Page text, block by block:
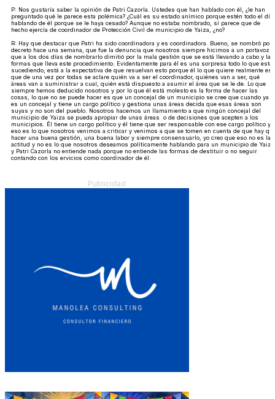
P: Nos gustaría saber la opinión de Patri Cazorla. Ustedes que han hablado con él, ¿le han
preguntado qué le parece esta polémica? ¿Cuál es su estado anímico porque estén todo el día
hablando de él porque se le haya cesado? Aunque no estaba nombrado, sí parece que de
hecho ejercía de coordinador de Protección Civil de municipio de Yaiza, ¿no?
R: Hay que destacar que Patri ha sido coordinadora y es coordinadora. Bueno, se nombró por
decreto hace una semana, que fue la denuncia que nosotros siempre hicimos a un portavoz
que a los dos días de nombrarlo dimitió por la mala gestión que se está llevando a cabo y las
formas que lleva este procedimiento. Evidentamente para él es una sorpresa todo lo que está
sucediendo, está a la expectativa de que resuelvan esto porque él lo que quiere realmente es
que de una vez por todas se aclare quién va a ser el coordinador, quiénes van a ser, qué
áreas van a suministrar a cual, quién está dispuesto a asumir el área que se le de. Lo que
siempre hemos deducido nosotros y por lo que él está molesto es la forma de hacer las
cosas, lo que no se puede hacer es que un concejal de un municipio se cree que cuando ya
es un concejal y tiene un cargo político y gestiona unas áreas decida que esas áreas son
suyas y no son del pueblo. Nosotros hacemos un llamamiento a que ningún concejal del
municipio de Yaiza se pueda apropiar de unas áreas o de decisiones que acepten a los
municipios. Él tiene un cargo político y él tiene que ser responsable con ese cargo político y
eso es lo que nosotros venimos a criticar y venimos a que se tomen en cuenta de que hay
hacer una buena gestión, una buena labor y siempre consensuarlo, yo creo que eso no es la
actitud y no es lo que nosotros deseamos políticamente hablando para un municipio de Yaiza
y Patri Cazorla no entiende nada porque no entiende las formas de destituir o no seguir
contando con los ervicios como coordinador de él.
Publicidad